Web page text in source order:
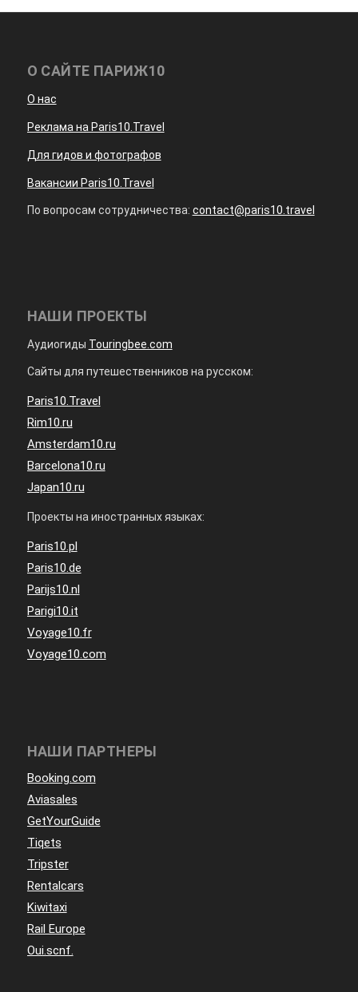
О САЙТЕ ПАРИЖ10
О нас
Реклама на Paris10.Travel
Для гидов и фотографов
Вакансии Paris10.Travel
По вопросам сотрудничества: contact@paris10.travel
НАШИ ПРОЕКТЫ
Аудиогиды Touringbee.com
Сайты для путешественников на русском:
Paris10.Travel
Rim10.ru
Amsterdam10.ru
Barcelona10.ru
Japan10.ru
Проекты на иностранных языках:
Paris10.pl
Paris10.de
Parijs10.nl
Parigi10.it
Voyage10.fr
Voyage10.com
НАШИ ПАРТНЕРЫ
Booking.com
Aviasales
GetYourGuide
Tiqets
Tripster
Rentalcars
Kiwitaxi
Rail Europe
Oui.scnf.